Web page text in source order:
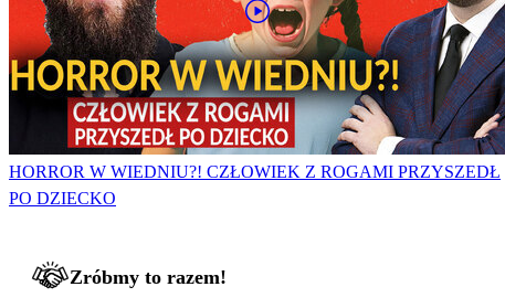
HORROR W WIEDNIU?! CZŁOWIEK Z ROGAMI PRZYSZEDŁ
PO DZIECKO
Zróbmy to razem!